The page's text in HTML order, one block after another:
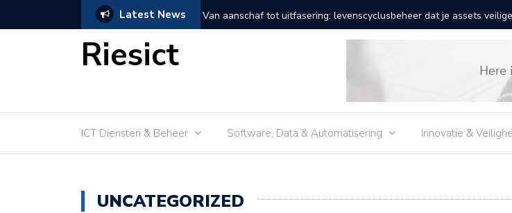
Latest News
dat je assets veiliger, goedkoper
Houd hackers en malware buiten met een slimme wordpress-firewall
loginbescherming
Riesict
ICT Diensten & Beheer Software, Data & Automatisering Innovatie &
UNCATEGORIZED